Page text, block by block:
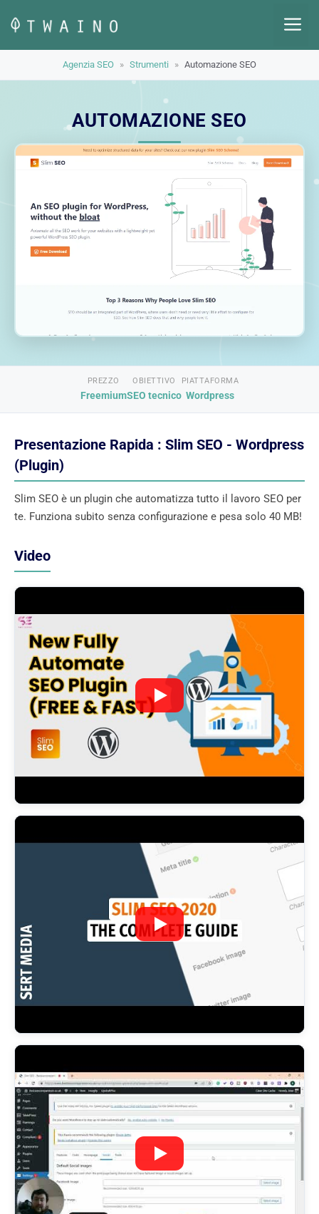
contenuto
Agenzia SEO » Strumenti » Automazione SEO
AUTOMAZIONE SEO
PREZZO
Freemium
OBIETTIVO
SEO tecnico
PIATTAFORMA
Wordpress
Presentazione Rapida : Slim SEO - Wordpress
(Plugin)
Slim SEO è un plugin che automatizza tutto il lavoro SEO per
te. Funziona subito senza configurazione e pesa solo 40 MB!
Video